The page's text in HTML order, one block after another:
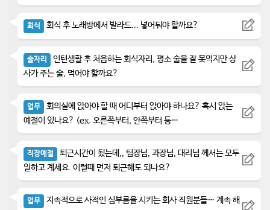
회식 회식 후 노래방에서 발라드... 넣어둬야 할까요?
술자리
인턴생활 후 처음하는 회식자리, 평소 술을 잘 못먹지만 상
사가 주는 술, 먹어야 할까요?
업무
회의실에 앉아야 할 때 어디부터 앉아야 하나요? 혹시 앉는
예절이 있나요? (ex. 오른쪽부터, 안쪽부터 등…
직장예절
퇴근시간이 됬는데,, 팀장님, 과장님, 대리님 께서는 모두
일하고 계세요. 이럴때 먼저 퇴근해도 되나요?
업무 지속적으로 사적인 심부름을 시키는 회사 직원분들… 계속 해